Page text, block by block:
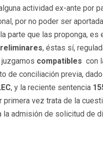
actividad ex-ante por
por no poder ser
parte que las proponga, es
, éstas sí,
juzgamos compatibles con
de conciliación previa,
, y la reciente sentencia
vez trata de la
la admisión de solicitud de